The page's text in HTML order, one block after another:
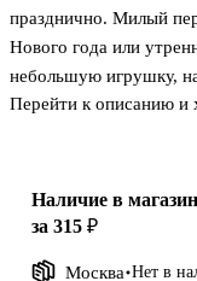
празднично. Милый
Нового года или
небольшую игрушку,
сделана из картона:
Перейти к описанию и
металл)
Наличие в
за 315 ₽
Москва Нет в